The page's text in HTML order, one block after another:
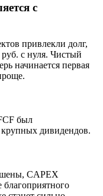
с
привлекли долг,
руб. с нуля. Чистый
начинается первая
был
дивидендов.
CAPEX
благоприятного